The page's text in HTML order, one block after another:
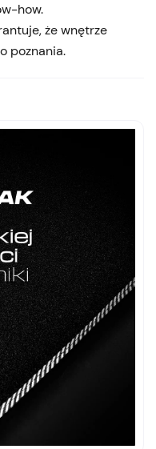
how.
że wnętrze
poznania.